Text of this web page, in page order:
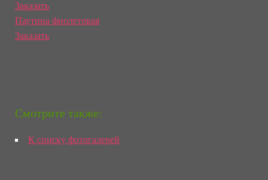
Заказать
Паутина фиолетовая
Заказать
Смотрите также:
К списку фотогалерей